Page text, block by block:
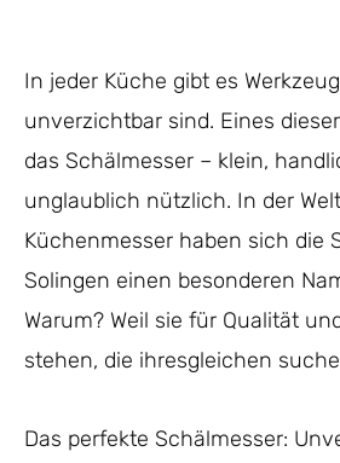
In jeder Küche gibt es
unverzichtbar sind. Eines
das Schälmesser – klein,
unglaublich nützlich. In der
Küchenmesser haben sich die
Solingen einen besonderen
Warum? Weil sie für Qualität
stehen, die ihresgleichen
Das perfekte Schälmesser: